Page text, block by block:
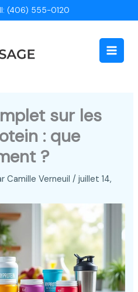
(406) 555-0120
Main
sur les
: que
?
Camille Verneuil/juillet 14,